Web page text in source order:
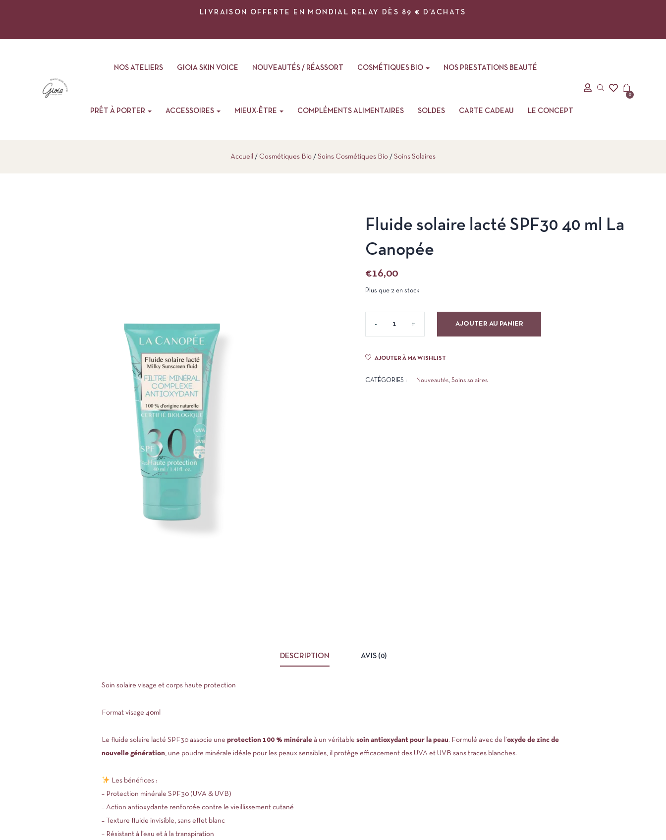
LIVRAISON OFFERTE EN MONDIAL RELAY DÈS 89 € D’ACHATS
NOS ATELIERS GIOIA SKIN VOICE NOUVEAUTÉS / RÉASSORT COSMÉTIQUES BIO NOS PRESTATIONS BEAUTÉ
PRÊT À PORTER ACCESSOIRES MIEUX-ÊTRE COMPLÉMENTS ALIMENTAIRES SOLDES CARTE CADEAU LE CONCEPT
0
Accueil Cosmétiques Bio Soins Cosmétiques Bio Soins Solaires
Fluide solaire lacté SPF30 40 ml La
Canopée
€16,00
Plus que 2 en stock
AJOUTER AU PANIER
AJOUTER À MA WISHLIST
CATÉGORIES : Nouveautés, Soins solaires
DESCRIPTION AVIS (0)
Soin solaire visage et corps haute protection
Format visage 40ml
Le fluide solaire lacté SPF30 associe une protection 100 % minéraleà un véritable soin antioxydant pour la peau. Formulé avec de l’oxyde de zinc de
nouvelle génération, une poudre minérale idéale pour les peaux sensibles, il protège efficacement des UVA et UVB sans traces blanches.
Les bénéfices :
– Protection minérale SPF30 (UVA & UVB)
– Action antioxydante renforcée contre le vieillissement cutané
– Texture fluide invisible, sans effet blanc
– Résistant à l’eau et à la transpiration